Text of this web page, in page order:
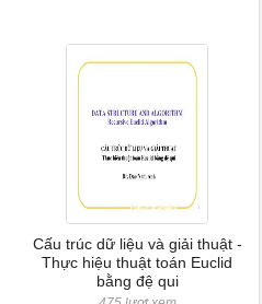
Cấu trúc dữ liệu và giải thuật -
Thực hiệu thuật toán Euclid
bằng đệ qui